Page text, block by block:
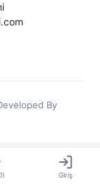
By
Giriş